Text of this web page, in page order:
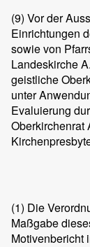
(9) Vor der
Einrichtungen
sowie von
Landeskirche
geistliche
unter
Evaluierung
Oberkirchenrat
(1) Die
Maßgabe
Motivenbericht